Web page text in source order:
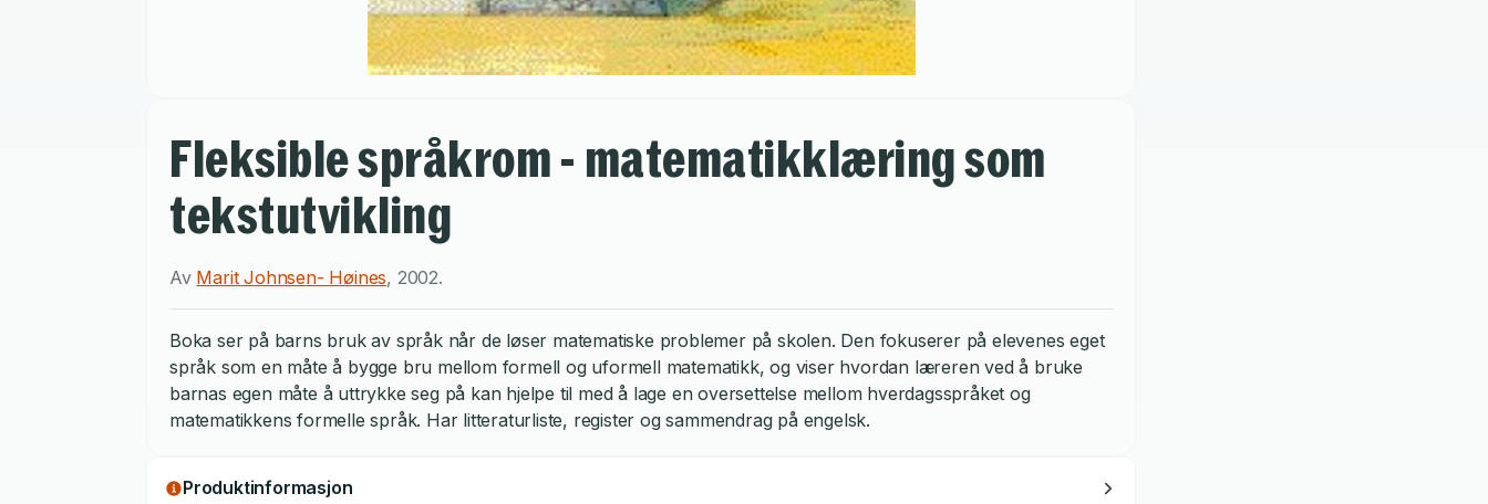
Fleksible språkrom - matematikklæring som
tekstutvikling
Av Marit Johnsen- Høines, 2002.
Boka ser på barns bruk av språk når de løser matematiske problemer på skolen. Den fokuserer på elevenes eget
språk som en måte å bygge bru mellom formell og uformell matematikk, og viser hvordan læreren ved å bruke
barnas egen måte å uttrykke seg på kan hjelpe til med å lage en oversettelse mellom hverdagsspråket og
matematikkens formelle språk. Har litteraturliste, register og sammendrag på engelsk.
Produktinformasjon